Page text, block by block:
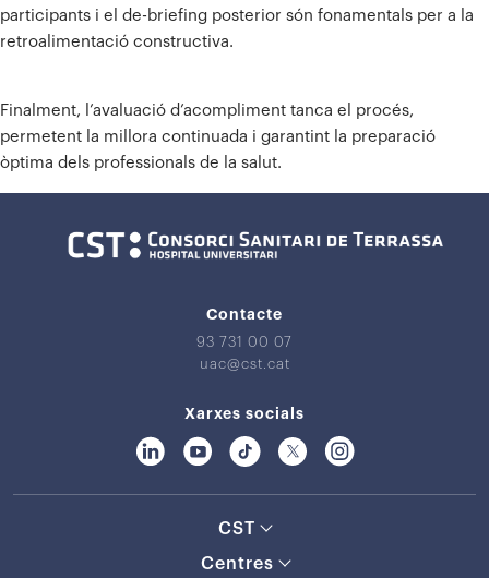
participants i el de-briefing posterior són fonamentals per a la
retroalimentació constructiva.
Finalment, l’avaluació d’acompliment tanca el procés,
permetent la millora continuada i garantint la preparació
òptima dels professionals de la salut.
Contacte
93 731 00 07
uac@cst.cat
Xarxes socials
CST
Centres